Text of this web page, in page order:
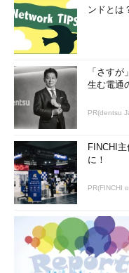
ういった課題に備えるこ
図4 個人情報暗号化
個人情報を暗号化する
ります。次回は個人情報
介します。
筆者紹介
中村 久春（なかむら ひさ
ンドとは
「さす
生む電通
PR(dentsu
FINCHI
に！
PR(FINCHI